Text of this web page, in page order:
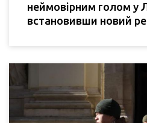
неймовірним голом у
встановивши новий